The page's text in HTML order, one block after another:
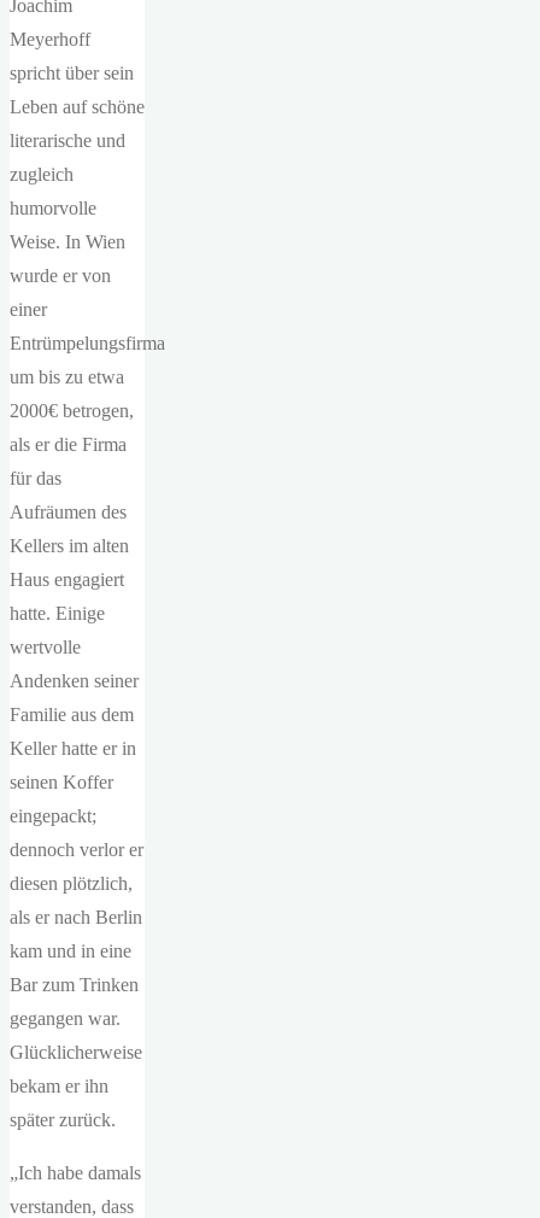
Joachim
Meyerhoff
spricht über sein
Leben auf schöne
literarische und
zugleich
humorvolle
Weise. In Wien
wurde er von
einer
Entrümpelungsfirma
um bis zu etwa
2000€ betrogen,
als er die Firma
für das
Aufräumen des
Kellers im alten
Haus engagiert
hatte. Einige
wertvolle
Andenken seiner
Familie aus dem
Keller hatte er in
seinen Koffer
eingepackt;
dennoch verlor er
diesen plötzlich,
als er nach Berlin
kam und in eine
Bar zum Trinken
gegangen war.
Glücklicherweise
bekam er ihn
später zurück.
„Ich habe damals
verstanden, dass